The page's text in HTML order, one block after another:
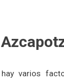
varios